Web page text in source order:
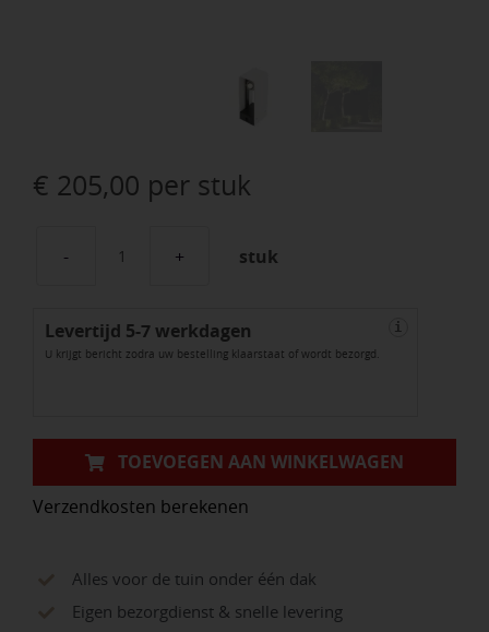
€ 205,00 per stuk
Ace
aantal
stuk
Levertijd 5-7 werkdagen
U krijgt bericht zodra uw bestelling klaarstaat of wordt bezorgd.
i
TOEVOEGEN AAN WINKELWAGEN
Verzendkosten berekenen
Alles voor de tuin onder één dak
Eigen bezorgdienst & snelle levering